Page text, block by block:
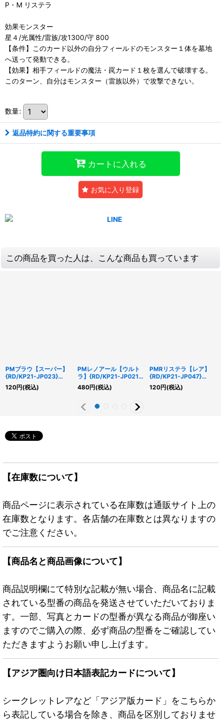
P・M リステラ
効果モンスター
星４/光属性/雷族/攻1300/守 800
【条件】このカード以外の自分フィールドのモンスター１体を墓地
へ送って発動できる。
【効果】相手フィールドの魔法・罠カード１枚を選んで破壊する。
このターン、自分はモンスター（雷族以外）で攻撃できない。
数量:
返品特約に関する重要事項
カートに入れる
お気に入り登録
この商品を買った人は、こんな商品も買っています
PMブラウ【スーパー】
{RD/KP21-JP023}
《RDモンスター》
120円(税込)
PMレノアール【ウルト
ラ】{RD/KP21-JP021}
《RDモンスター》
480円(税込)
PMRリステラ【レア】
{RD/KP21-JP047}
《RDリチュアル》
120円(税込)
【在庫数について】
商品ページに表示されている在庫数は通販サイト上の
在庫数となります。各店舗の在庫数とは異なりますの
でご注意ください。
【商品名と商品画像について】
商品説明欄にて特別な記載が無い場合、商品名に記載
されている型番の商品を発送させていただいておりま
す。一部、写真とカードの型番が異なる商品が御座い
ますのでご購入の際、必ず商品の型番をご確認してい
ただきますようお願い申し上げます。
【アジア圏向け日本語表記カードについて】
シークレットレアなど「アジア版カード」をこちらか
ら表記している場合を除き、商品を区別しておりませ